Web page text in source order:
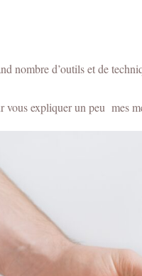
nombre d’outils et de
vous expliquer un peu mes